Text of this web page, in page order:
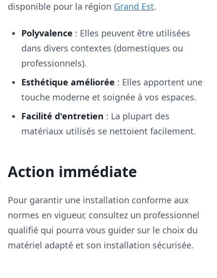
disponible pour la région Grand Est.
Polyvalence : Elles peuvent être utilisées
dans divers contextes (domestiques ou
professionnels).
Esthétique améliorée : Elles apportent une
touche moderne et soignée à vos espaces.
Facilité d'entretien : La plupart des
matériaux utilisés se nettoient facilement.
Action immédiate
Pour garantir une installation conforme aux
normes en vigueur, consultez un professionnel
qualifié qui pourra vous guider sur le choix du
matériel adapté et son installation sécurisée.